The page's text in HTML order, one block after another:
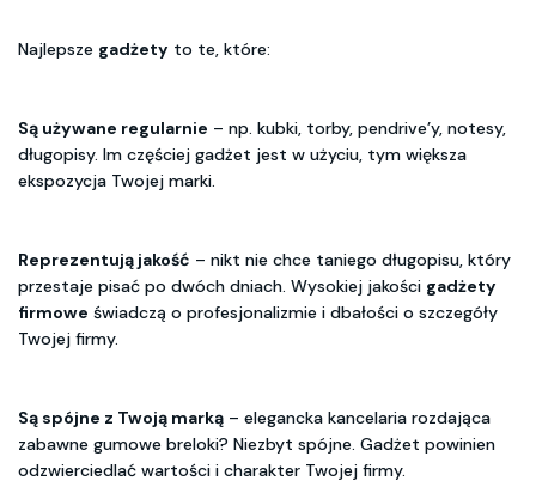
Najlepsze gadżety to te, które:
Są używane regularnie – np. kubki, torby, pendrive’y, notesy,
długopisy. Im częściej gadżet jest w użyciu, tym większa
ekspozycja Twojej marki.
Reprezentują jakość – nikt nie chce taniego długopisu, który
przestaje pisać po dwóch dniach. Wysokiej jakości gadżety
firmowe świadczą o profesjonalizmie i dbałości o szczegóły
Twojej firmy.
Są spójne z Twoją marką – elegancka kancelaria rozdająca
zabawne gumowe breloki? Niezbyt spójne. Gadżet powinien
odzwierciedlać wartości i charakter Twojej firmy.